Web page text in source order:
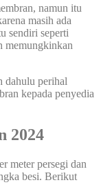
namun itu
masih ada
sendiri seperti
memungkinkan
dahulu perihal
kepada penyedia
2024
meter persegi dan
besi. Berikut